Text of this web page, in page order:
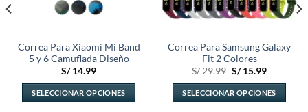
Correa Para Xiaomi Mi Band
5 y 6 Camuflada Diseño
S/14.99
SELECCIONAR OPCIONES
Correa Para Samsung Galaxy
Fit 2 Colores
S/29.99 El
original
era:
S/ 29.99.
S/15.99El
actual
es:
S/ 15.99.
SELECCIONAR OPCIONES